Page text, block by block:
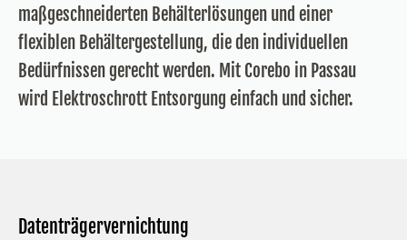
maßgeschneiderten Behälterlösungen und einer
flexiblen Behältergestellung, die den individuellen
Bedürfnissen gerecht werden. Mit Corebo in Passau
wird Elektroschrott Entsorgung einfach und sicher.
Datenträgervernichtung